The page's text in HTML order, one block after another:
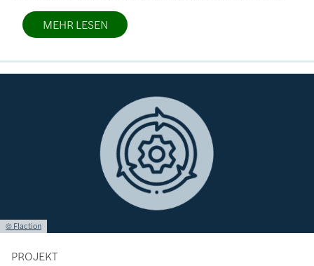
MEHR LESEN
Lizenzinformationen einschließlich Urheberrecht
© Flaction
PROJEKT